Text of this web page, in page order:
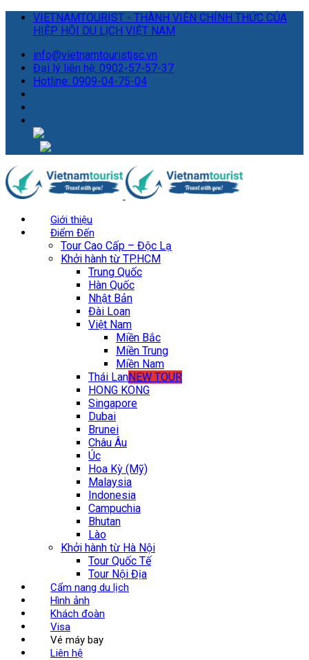
VIETNAMTOURIST - THÀNH VIÊN CHÍNH THỨC CỦA
HIỆP HỘI DU LỊCH VIỆT NAM
info@vietnamtouristjsc.vn
Đại lý liên hệ: 0902-57-57-37
Hotline: 0909-04-75-04
Giới thiệu
Điểm Đến
Tour Cao Cấp – Độc Lạ
Khởi hành từ TP.HCM
Trung Quốc
Hàn Quốc
Nhật Bản
Đài Loan
Việt Nam
Miền Bắc
Miền Trung
Miền Nam
Thái LanNEW TOUR
HONG KONG
Singapore
Dubai
Brunei
Châu Âu
Úc
Hoa Kỳ (Mỹ)
Malaysia
Indonesia
Campuchia
Bhutan
Lào
Khởi hành từ Hà Nội
Tour Quốc Tế
Tour Nội Địa
Cẩm nang du lịch
Hình ảnh
Khách đoàn
Visa
Vé máy bay
Liên hệ